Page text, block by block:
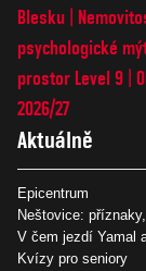
Blesku
psychologické
prostor Level 9
2026/27
Aktuálně
Epicentrum
Neštovice:
V čem jezdí Yamal
Kvízy pro seniory